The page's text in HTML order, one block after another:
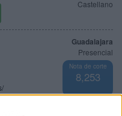
Castellano
Guadalajara
Presencial
Nota de corte
8,253